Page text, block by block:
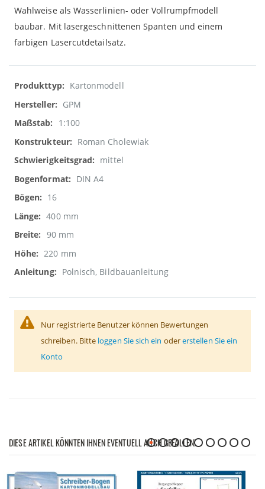
Wahlweise als Wasserlinien- oder Vollrumpfmodell
baubar. Mit lasergeschnittenen Spanten und einem
farbigen Lasercutdetailsatz.
Weitere
Informationen
Kartonmodell
GPM
1:100
Roman Cholewiak
mittel
DIN A4
16
400 mm
90 mm
220 mm
Polnisch, Bildbauanleitung
Nur registrierte Benutzer können Bewertungen
schreiben. Bitte loggen Sie sich ein odererstellen Sie ein
Konto
DIESE ARTIKEL KÖNNTEN IHNEN EVENTUELL AUCH GEFALLEN!